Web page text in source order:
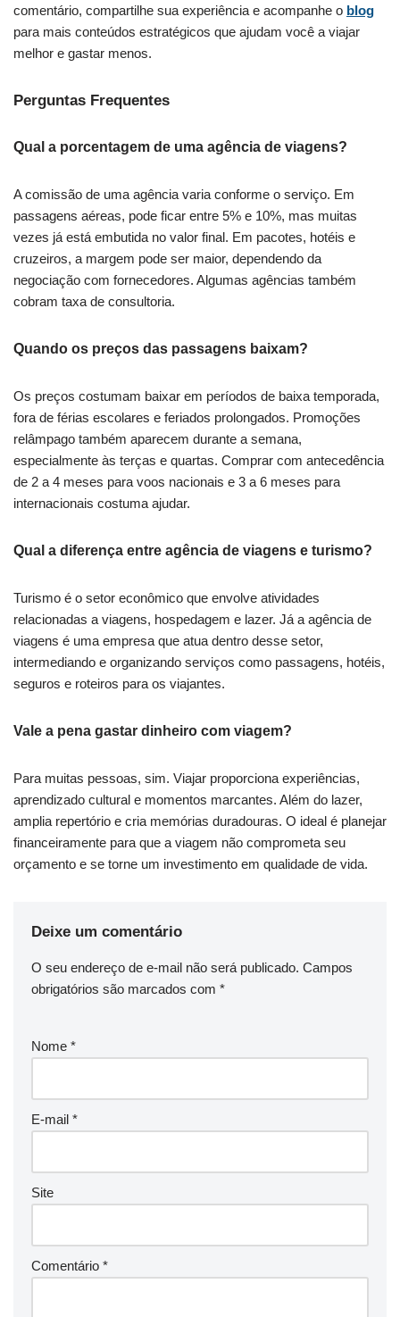
comentário, compartilhe sua experiência e acompanhe o blog
para mais conteúdos estratégicos que ajudam você a viajar
melhor e gastar menos.
Perguntas Frequentes
Qual a porcentagem de uma agência de viagens?
A comissão de uma agência varia conforme o serviço. Em
passagens aéreas, pode ficar entre 5% e 10%, mas muitas
vezes já está embutida no valor final. Em pacotes, hotéis e
cruzeiros, a margem pode ser maior, dependendo da
negociação com fornecedores. Algumas agências também
cobram taxa de consultoria.
Quando os preços das passagens baixam?
Os preços costumam baixar em períodos de baixa temporada,
fora de férias escolares e feriados prolongados. Promoções
relâmpago também aparecem durante a semana,
especialmente às terças e quartas. Comprar com antecedência
de 2 a 4 meses para voos nacionais e 3 a 6 meses para
internacionais costuma ajudar.
Qual a diferença entre agência de viagens e turismo?
Turismo é o setor econômico que envolve atividades
relacionadas a viagens, hospedagem e lazer. Já a agência de
viagens é uma empresa que atua dentro desse setor,
intermediando e organizando serviços como passagens, hotéis,
seguros e roteiros para os viajantes.
Vale a pena gastar dinheiro com viagem?
Para muitas pessoas, sim. Viajar proporciona experiências,
aprendizado cultural e momentos marcantes. Além do lazer,
amplia repertório e cria memórias duradouras. O ideal é planejar
financeiramente para que a viagem não comprometa seu
orçamento e se torne um investimento em qualidade de vida.
Deixe um comentário
O seu endereço de e-mail não será publicado. Campos
obrigatórios são marcados com *
Nome *
E-mail *
Site
Comentário *